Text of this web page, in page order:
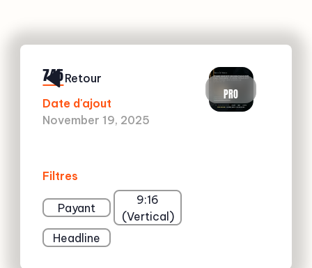
745
Date d'ajout
November 19, 2025
Filtres
Payant
9:16
(Vertical)
Headline
PRO
Retour